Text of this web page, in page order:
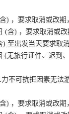
) ，要求取消或改
含) ，要求取消或
至出发当天要求取
无旅行证件、迟到
不可抗拒因素无
) ，要求取消或改